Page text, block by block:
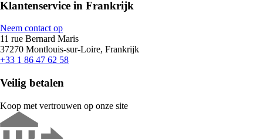
Klantenservice in Frankrijk
Neem contact op
11 rue Bernard Maris
37270 Montlouis-sur-Loire, Frankrijk
+33 1 86 47 62 58
Veilig betalen
Koop met vertrouwen op onze site